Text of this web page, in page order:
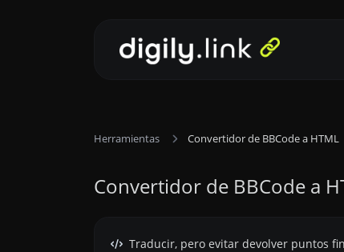
Herramientas Convertidor de BBCode a HTML
Convertidor de BBCode a
Traducir, pero evitar devolver puntos